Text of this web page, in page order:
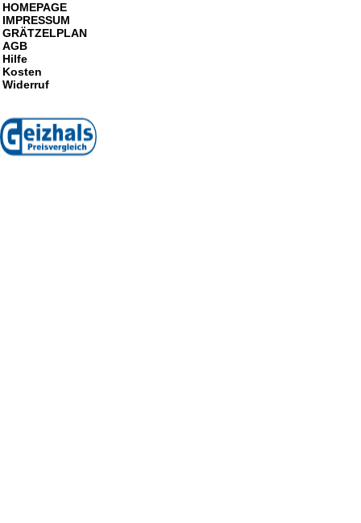
HOMEPAGE
IMPRESSUM
GRÄTZELPLAN
AGB
Hilfe
Kosten
Widerruf